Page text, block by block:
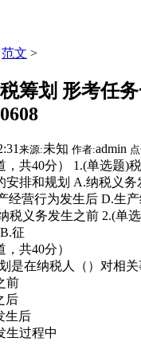
范文 >
筹划 形考任务
来源:未知 作者:admin
，共40分） 1.(单选题)
安排和规划 A.纳税义
经营行为发生后 D.生
税义务发生之前 2.(单
征
共40分）
是在纳税人（）对相
前
后
生后
生过程中